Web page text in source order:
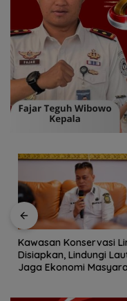
Kawasan Konservasi
Disiapkan, Lindungi Laut
Jaga Ekonomi